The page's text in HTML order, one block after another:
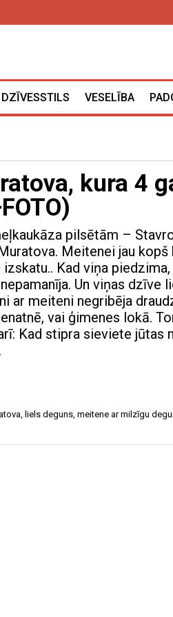
DZĪVESSTILS VESELĪBA
kura 4
pilsētām –
Meitenei jau kopš
Kad viņa
Un viņas dzīve
ar meiteni negribēja
vai ģimenes lokā.
Kad stipra sieviete jūtas
, liels deguns, meitene ar milzīgu